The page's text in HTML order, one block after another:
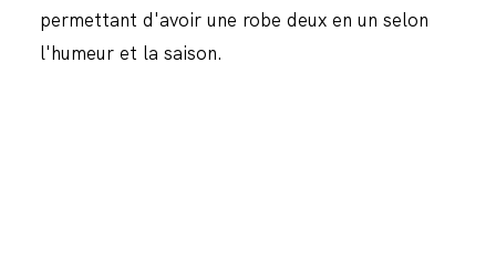
permettant d'avoir une robe deux en un selon
l'humeur et la saison.